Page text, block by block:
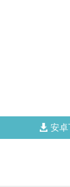
安卓